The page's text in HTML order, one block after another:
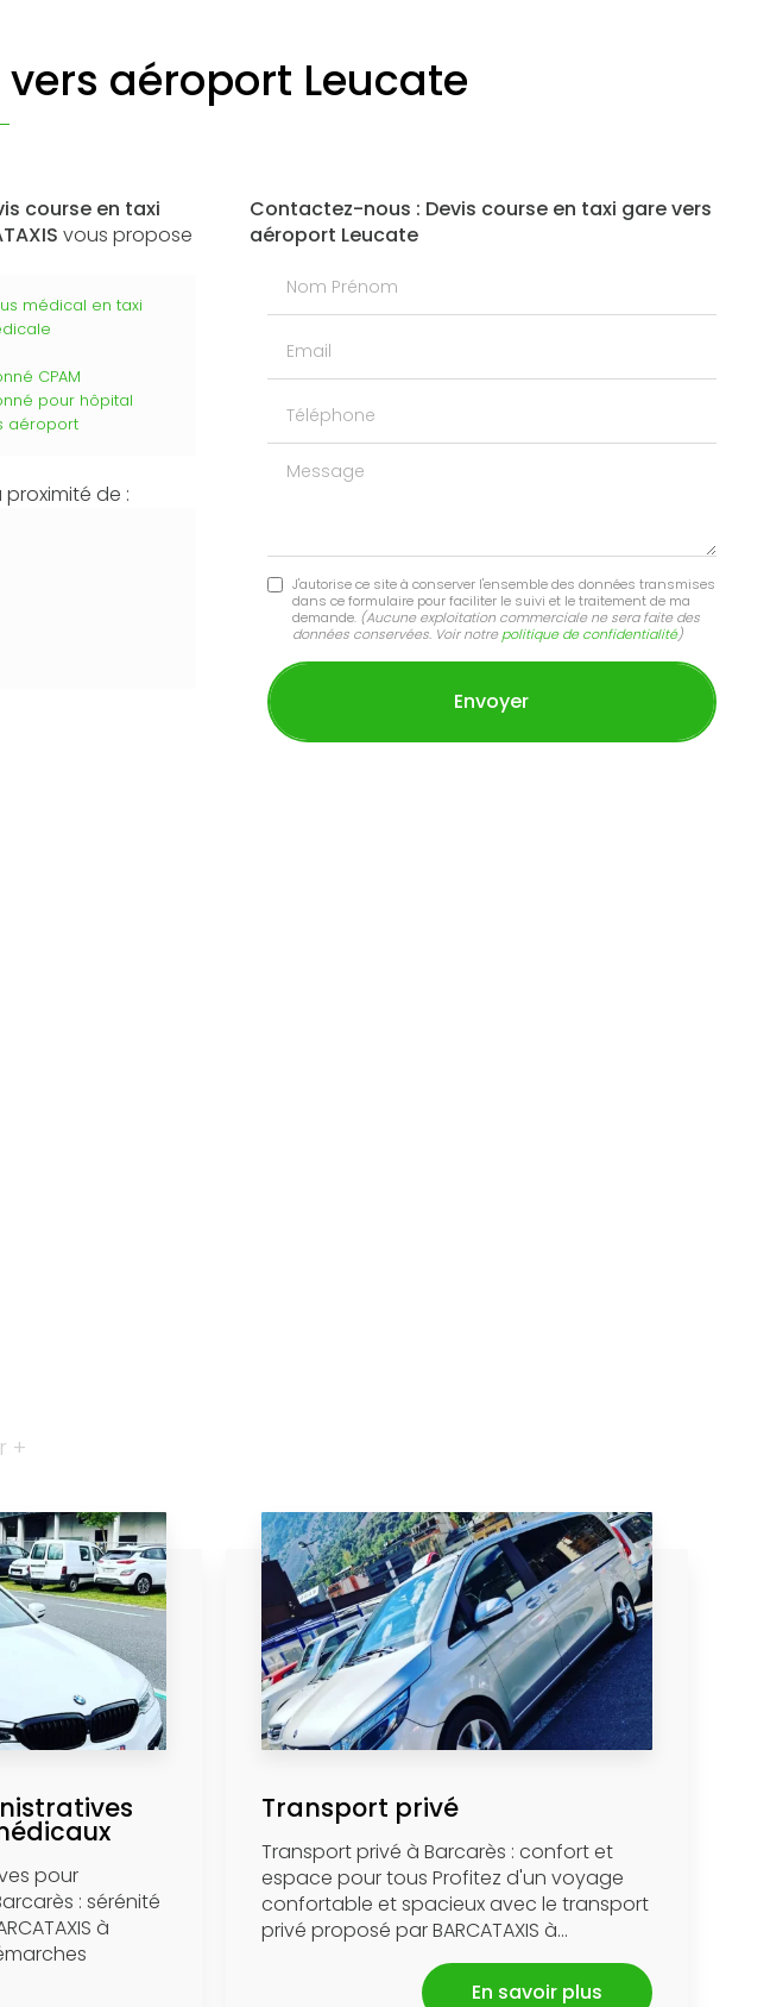
aéroport Leucate
course en taxi
vous propose
médical en taxi
CPAM
pour hôpital
aéroport
proximité de :
Contactez-nous : Devis course en taxi gare vers
aéroport Leucate
Message
J'autorise ce site à conserver l'ensemble des données transmises
dans ce formulaire pour faciliter le suivi et le traitement de ma
demande. (Aucune exploitation commerciale ne sera faite des
données conservées. Voir notre politique de confidentialité)
+
pour
: sérénité
à
Transport privé
Transport privé à Barcarès : confort et
espace pour tous Profitez d'un voyage
confortable et spacieux avec le transport
privé proposé par BARCATAXIS à...
En savoir plus